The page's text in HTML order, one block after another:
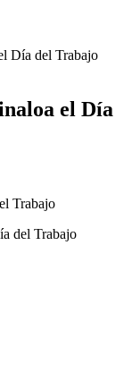
Día del Trabajo
el Día
del Trabajo